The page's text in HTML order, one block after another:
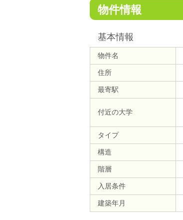
物件情報
基本情報
物件名
住所
最寄駅
付近の大学
タイプ
構造
階層
入居条件
建築年月